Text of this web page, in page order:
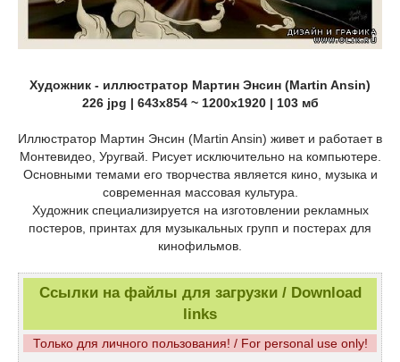
Художник - иллюстратор Мартин Энсин (Martin Ansin)
226 jpg | 643x854 ~ 1200x1920 | 103 мб
Иллюстратор Мартин Энсин (Martin Ansin) живет и работает в
Монтевидео, Уругвай. Рисует исключительно на компьютере.
Основными темами его творчества является кино, музыка и
современная массовая культура.
Художник специализируется на изготовлении рекламных
постеров, принтах для музыкальных групп и постерах для
кинофильмов.
Ссылки на файлы для загрузки / Download
links
Только для личного пользования! / For personal use only!